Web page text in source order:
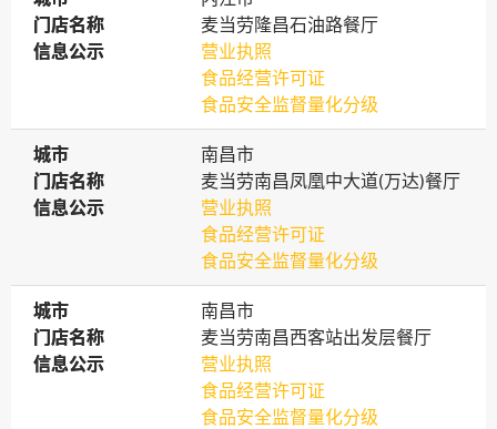
门店名称
门店名称
麦当劳隆昌石油路餐厅
信息公示
信息公示
营业执照
食品经营许可证
食品安全监督量化分级
城市
城市
南昌市
门店名称
门店名称
麦当劳南昌凤凰中大道(万达)餐厅
信息公示
信息公示
营业执照
食品经营许可证
食品安全监督量化分级
城市
城市
南昌市
门店名称
门店名称
麦当劳南昌西客站出发层餐厅
信息公示
信息公示
营业执照
食品经营许可证
食品安全监督量化分级